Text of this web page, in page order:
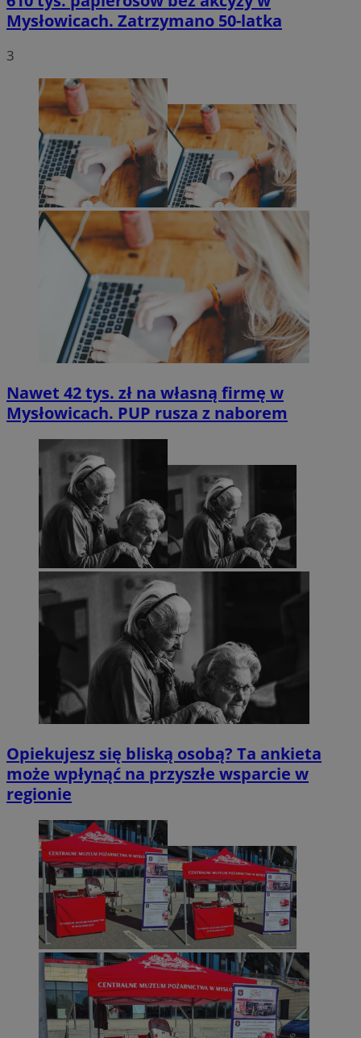
Mysłowicach. Zatrzymano 50-latka
3
Nawet 42 tys. zł na własną firmę w
Mysłowicach. PUP rusza z naborem
Opiekujesz się bliską osobą? Ta ankieta
może wpłynąć na przyszłe wsparcie w
regionie